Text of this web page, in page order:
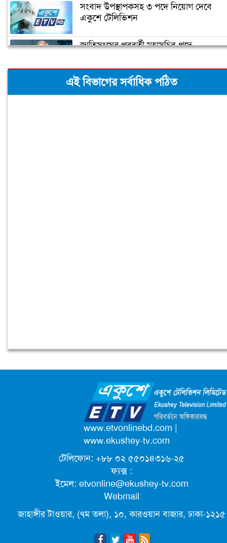
সংবাদ উপস্থাপকসহ ৩ পদে নিয়োগ দেবে
একুশে টেলিভিশন
জাতিসংঘের পরবর্তী মহাসচিব পদে
ক্যাম্পাস অ্যাম্বাসেডর নিয়োগ দিচ্ছে একুশে
টেলিভিশন
পে-স্কেল বাস্তবায়ন দুই ধাপে, ১ জুলাই থেকে
নতুন ভোটার হওয়ার সুযোগ, সময় ১৫ দিন
খামেনির শেষ বিদায়ে তেহরান জনসমুদ্র,
পশ্চিমাদের শক্ত বার্তা
কঠোর ব্যবস্থা গ্রহণে পুঁজিবাজারে আস্থা ফিরছে
বিনিয়োগকারীদের: অর্থমন্ত্রী
রিহ্যাব সদস্যকে শারীরিক নির্যাতন ও চেকে
সই আদায় ঘটনার নিন্দা-শাস্তি দাবি
এই বিভাগের সর্বাধিক পঠিত
www.etvonlinebd.com |
www.ekushey-tv.com
টেলিফোন: +৮৮ ০২ ৫৫০১৪৩১৬-২৫
ফ্যক্স :
ইমেল: etvonline@ekushey-tv.com
Webmail
জাহাঙ্গীর টাওয়ার, (৭ম তলা), ১০, কারওয়ান বাজার, ঢাকা-১২১৫